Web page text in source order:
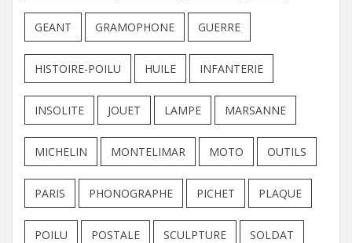
GEANT GRAMOPHONE GUERRE
HISTOIRE-POILU HUILE INFANTERIE
INSOLITE JOUET LAMPE MARSANNE
MICHELIN MONTELIMAR MOTO OUTILS
PARIS PHONOGRAPHE PICHET PLAQUE
POILU POSTALE SCULPTURE SOLDAT